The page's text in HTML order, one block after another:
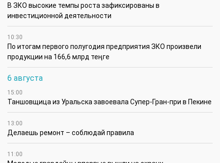
В ЗКО высокие темпы роста зафиксированы в
инвестиционной деятельности
10:30
По итогам первого полугодия предприятия ЗКО произвели
продукции на 166,6 млрд теңге
6 августа
15:00
Таншовщица из Уральска завоевала Супер-Гран-при в Пекине
13:00
Делаешь ремонт – соблюдай правила
11:00